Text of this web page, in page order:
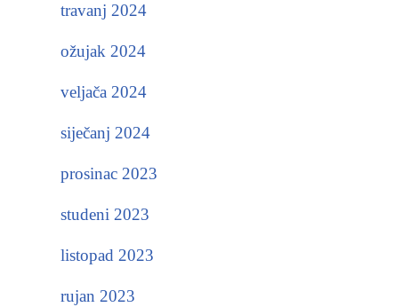
travanj 2024
ožujak 2024
veljača 2024
siječanj 2024
prosinac 2023
studeni 2023
listopad 2023
rujan 2023